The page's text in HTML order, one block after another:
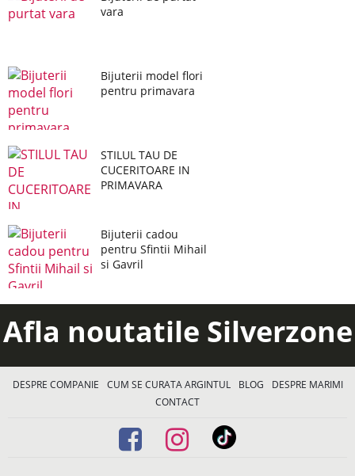
vara
Bijuterii model flori
pentru primavara
STILUL TAU DE
CUCERITOARE IN
PRIMAVARA
Bijuterii cadou
pentru Sfintii Mihail
si Gavril
Afla noutatile Silverzone
DESPRE COMPANIE CUM SE CURATA ARGINTUL BLOG
DESPRE MARIMI
CONTACT